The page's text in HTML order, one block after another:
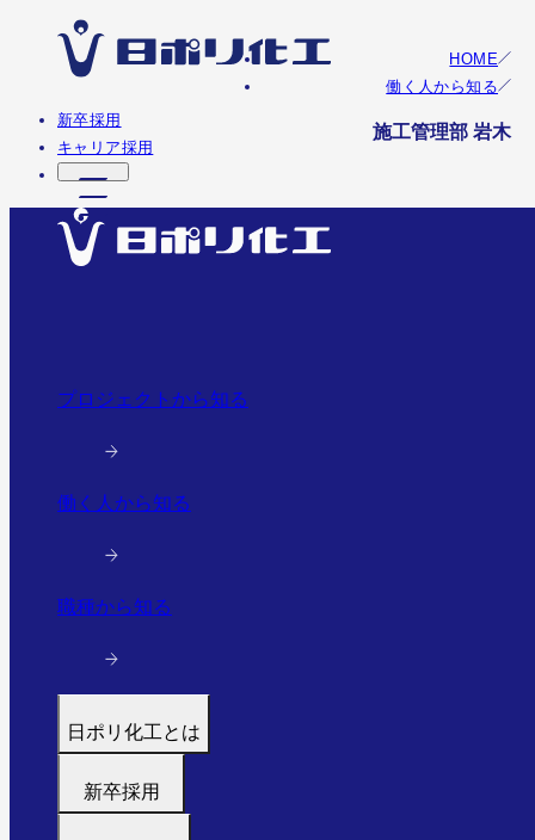
新卒採用
キャリア採用
プロジェクトから知る
働く人から知る
職種から知る
日ポリ化工とは
代表メッセージ
新卒採用
HOME
働く人から知る
施工管理部 岩木